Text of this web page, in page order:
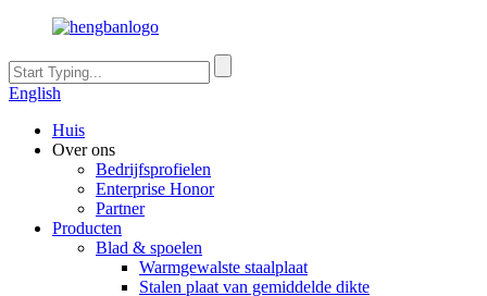
English
Huis
Over ons
Bedrijfsprofielen
Enterprise Honor
Partner
Producten
Blad & spoelen
Warmgewalste staalplaat
Stalen plaat van gemiddelde dikte